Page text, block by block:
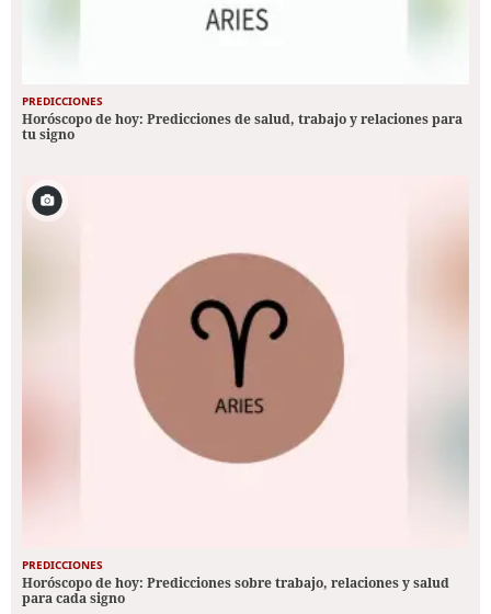
PREDICCIONES
Horóscopo de hoy: Predicciones de salud, trabajo y relaciones para
tu signo
PREDICCIONES
Horóscopo de hoy: Predicciones sobre trabajo, relaciones y salud
para cada signo